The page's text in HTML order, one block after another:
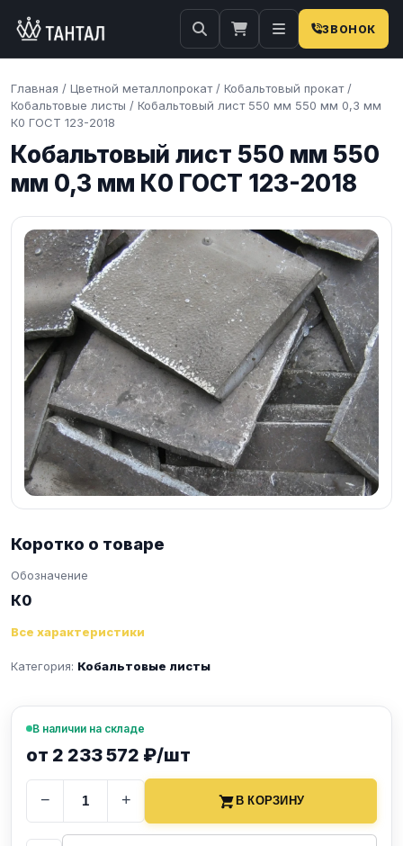
ЗВОНОК
Главная / Цветной металлопрокат / Кобальтовый прокат /
Кобальтовые листы / Кобальтовый лист 550 мм 550 мм 0,3 мм
К0 ГОСТ 123-2018
Кобальтовый лист 550 мм 550
мм 0,3 мм К0 ГОСТ 123-2018
Коротко о товаре
Обозначение
К0
Все характеристики
Категория: Кобальтовые листы
В наличии на складе
от 2 233 572 ₽/шт
− + В КОРЗИНУ